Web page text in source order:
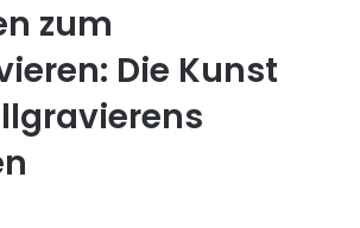
zum
Die Kunst